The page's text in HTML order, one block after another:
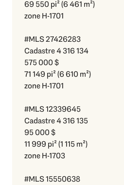
69 550 pi² (6 461 m²)
zone H-1701
#MLS 27426283
Cadastre 4 316 134
575 000 $
71 149 pi² (6 610 m²)
zone H-1701
#MLS 12339645
Cadastre 4 316 135
95 000 $
11 999 pi² (1 115 m²)
zone H-1703
#MLS 15550638